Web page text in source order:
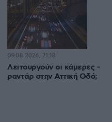
Λειτουργούν οι κάμερες -
ραντάρ στην Αττική Οδό;
09.08.2026, 21:18